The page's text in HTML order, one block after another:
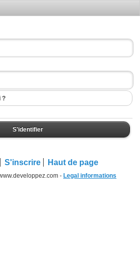
?
S'identifier
S'inscrire Haut de page
- Legal informations